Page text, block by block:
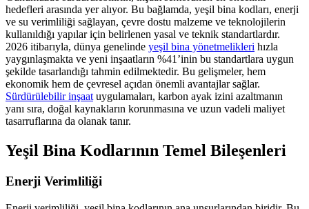
hedefleri arasında yer alıyor. Bu bağlamda, yeşil bina kodları, enerji
ve su verimliliği sağlayan, çevre dostu malzeme ve teknolojilerin
kullanıldığı yapılar için belirlenen yasal ve teknik standartlardır.
2026 itibarıyla, dünya genelinde yeşil bina yönetmelikleri hızla
yaygınlaşmakta ve yeni inşaatların %41’inin bu standartlara uygun
şekilde tasarlandığı tahmin edilmektedir. Bu gelişmeler, hem
ekonomik hem de çevresel açıdan önemli avantajlar sağlar.
Sürdürülebilir inşaat uygulamaları, karbon ayak izini azaltmanın
yanı sıra, doğal kaynakların korunmasına ve uzun vadeli maliyet
tasarruflarına da olanak tanır.
Yeşil Bina Kodlarının Temel Bileşenleri
Enerji Verimliliği